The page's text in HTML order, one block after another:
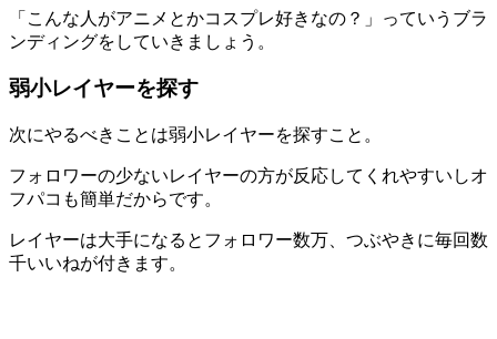
「こんな人がアニメとかコスプレ好きなの？」っていうブラ
ンディングをしていきましょう。
弱小レイヤーを探す
次にやるべきことは弱小レイヤーを探すこと。
フォロワーの少ないレイヤーの方が反応してくれやすいしオ
フパコも簡単だからです。
レイヤーは大手になるとフォロワー数万、つぶやきに毎回数
千いいねが付きます。